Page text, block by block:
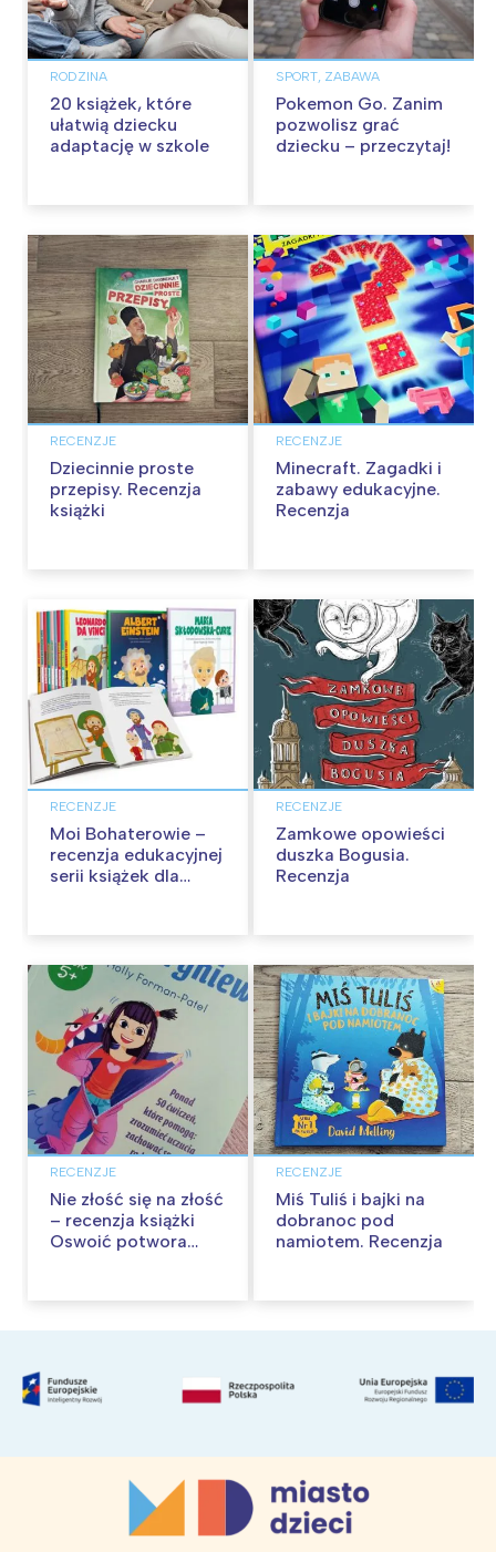
RODZINA
20 książek, które
ułatwią dziecku
adaptację w szkole
SPORT, ZABAWA
Pokemon Go. Zanim
pozwolisz grać
dziecku – przeczytaj!
RECENZJE
Dziecinnie proste
przepisy. Recenzja
książki
RECENZJE
Minecraft. Zagadki i
zabawy edukacyjne.
Recenzja
RECENZJE
Moi Bohaterowie –
recenzja edukacyjnej
serii książek dla
RECENZJE
Zamkowe opowieści
duszka Bogusia.
Recenzja
RECENZJE
Nie złość się na złość
– recenzja książki
Oswoić potwora
RECENZJE
Miś Tuliś i bajki na
dobranoc pod
namiotem. Recenzja